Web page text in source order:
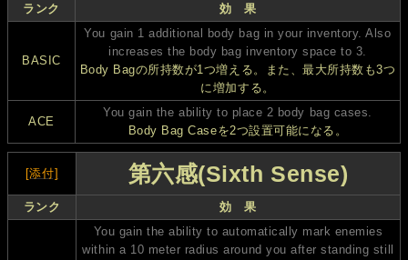
ランク 効 果
BASIC
You gain 1 additional body bag in your inventory. Also
increases the body bag inventory space to 3.
Body Bagの所持数が1つ増える。また、最大所持数も3つ
に増加する。
ACE
You gain the ability to place 2 body bag cases.
Body Bag Caseを2つ設置可能になる。
[添付] 第六感(Sixth Sense)
ランク 効 果
You gain the ability to automatically mark enemies
within a 10 meter radius around you after standing still